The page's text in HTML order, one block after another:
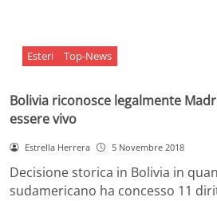
Esteri Top-News
Bolivia riconosce legalmente
essere vivo
Estrella Herrera 5 Novembre 2018
Decisione storica in Bolivia in
sudamericano ha concesso 11